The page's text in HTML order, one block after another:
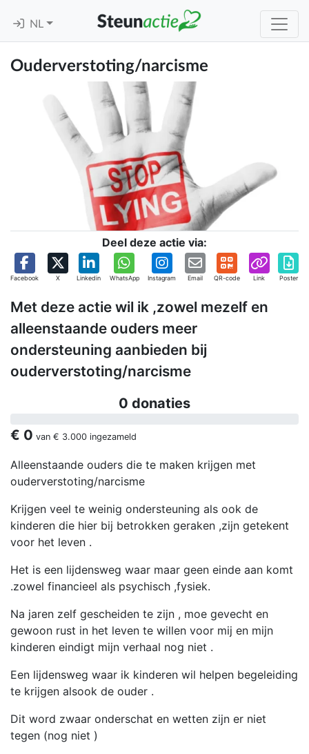
NL
Ouderverstoting/narcisme
Deel deze actie via:
Facebook X Linkedin WhatsApp Instagram Email QR-code Link Poster
Met deze actie wil ik ,zowel mezelf en
alleenstaande ouders meer
ondersteuning aanbieden bij
ouderverstoting/narcisme
0 donaties
€ 0 van € 3.000 ingezameld
Alleenstaande ouders die te maken krijgen met
ouderverstoting/narcisme
Krijgen veel te weinig ondersteuning als ook de
kinderen die hier bij betrokken geraken ,zijn getekent
voor het leven .
Het is een lijdensweg waar maar geen einde aan komt
.zowel financieel als psychisch ,fysiek.
Na jaren zelf gescheiden te zijn , moe gevecht en
gewoon rust in het leven te willen voor mij en mijn
kinderen eindigt mijn verhaal nog niet .
Een lijdensweg waar ik kinderen wil helpen begeleiding
te krijgen alsook de ouder .
Dit word zwaar onderschat en wetten zijn er niet
tegen (nog niet )